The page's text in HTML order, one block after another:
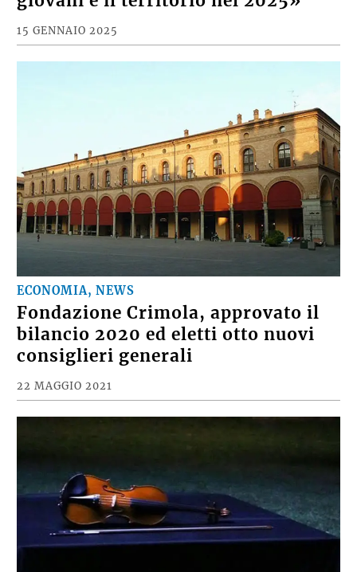
15 GENNAIO 2025
ECONOMIA, NEWS
Fondazione Crimola, approvato il
bilancio 2020 ed eletti otto nuovi
consiglieri generali
22 MAGGIO 2021